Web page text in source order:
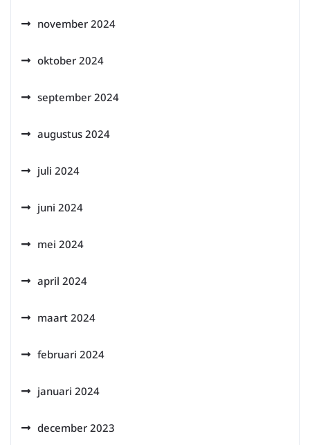
november 2024
oktober 2024
september 2024
augustus 2024
juli 2024
juni 2024
mei 2024
april 2024
maart 2024
februari 2024
januari 2024
december 2023